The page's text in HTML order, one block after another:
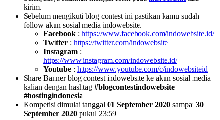
kirim.
Sebelum mengikuti blog contest ini pastikan kamu sudah
follow akun sosial media indowebsite.
Facebook : https://www.facebook.com/indowebsite.id/
Twitter : https://twitter.com/indowebsite
Instagram :
https://www.instagram.com/indowebsite.id/
Youtube : https://www.youtube.com/c/indowebsiteid
Share Banner blog contest indowebsite ke akun sosial media
kalian dengan hashtag #blogcontestindowebsite
#hostingindonesia
Kompetisi dimulai tanggal 01 September 2020 sampai 30
September 2020 pukul 23:59